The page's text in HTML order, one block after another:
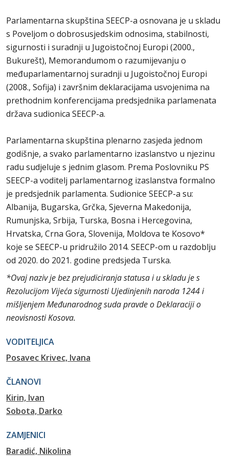
Parlamentarna skupština SEECP-a osnovana je u skladu
s Poveljom o dobrosusjedskim odnosima, stabilnosti,
sigurnosti i suradnji u Jugoistočnoj Europi (2000.,
Bukurešt), Memorandumom o razumijevanju o
međuparlamentarnoj suradnji u Jugoistočnoj Europi
(2008., Sofija) i završnim deklaracijama usvojenima na
prethodnim konferencijama predsjednika parlamenata
država sudionica SEECP-a.
Parlamentarna skupština plenarno zasjeda jednom
godišnje, a svako parlamentarno izaslanstvo u njezinu
radu sudjeluje s jednim glasom. Prema Poslovniku PS
SEECP-a voditelj parlamentarnog izaslanstva formalno
je predsjednik parlamenta. Sudionice SEECP-a su:
Albanija, Bugarska, Grčka, Sjeverna Makedonija,
Rumunjska, Srbija, Turska, Bosna i Hercegovina,
Hrvatska, Crna Gora, Slovenija, Moldova te Kosovo*
koje se SEECP-u pridružilo 2014. SEECP-om u razdoblju
od 2020. do 2021. godine predsjeda Turska.
*Ovaj naziv je bez prejudiciranja statusa i u skladu je s
Rezolucijom Vijeća sigurnosti Ujedinjenih naroda 1244 i
mišljenjem Međunarodnog suda pravde o Deklaraciji o
neovisnosti Kosova.
VODITELJICA
Posavec Krivec, Ivana
ČLANOVI
Kirin, Ivan
Sobota, Darko
ZAMJENICI
Baradić, Nikolina